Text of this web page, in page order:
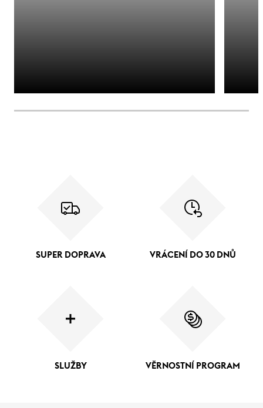
SUPER DOPRAVA VRÁCENÍ DO 30 DNŮ
SLUŽBY VĚRNOSTNÍ PROGRAM